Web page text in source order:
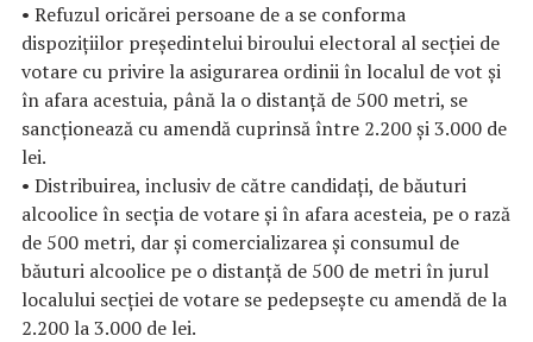
• Refuzul oricărei persoane de a se conforma
dispozițiilor președintelui biroului electoral al secției de
votare cu privire la asigurarea ordinii în localul de vot și
în afara acestuia, până la o distanță de 500 metri, se
sancționează cu amendă cuprinsă între 2.200 și 3.000 de
lei.
• Distribuirea, inclusiv de către candidați, de băuturi
alcoolice în secția de votare și în afara acesteia, pe o rază
de 500 metri, dar și comercializarea și consumul de
băuturi alcoolice pe o distanță de 500 de metri în jurul
localului secției de votare se pedepsește cu amendă de la
2.200 la 3.000 de lei.